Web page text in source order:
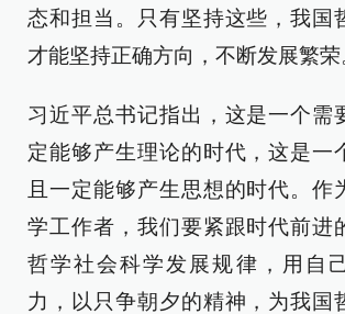
态和担当。只有坚持这些，我国
才能坚持正确方向，不断发展繁荣
习近平总书记指出，这是一个需
定能够产生理论的时代，这是一
且一定能够产生思想的时代。作
学工作者，我们要紧跟时代前进
哲学社会科学发展规律，用自
力，以只争朝夕的精神，为我国